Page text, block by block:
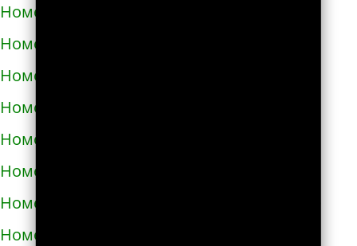
Номера телефонов такси в Херсоне
Номера телефонов такси в Хмельнике
Номера телефонов такси в Хмельницком
Номера телефонов такси в Хороле
Номера телефонов такси в Христиновке
Номера телефонов такси в Хусте
Номера телефонов такси в Червонограде
Номера телефонов такси в Черкассах